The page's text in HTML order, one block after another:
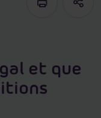
i
c
et que